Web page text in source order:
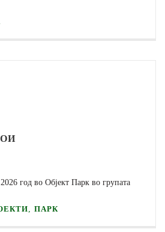
год во Oбјект Парк во групата
ПАРК